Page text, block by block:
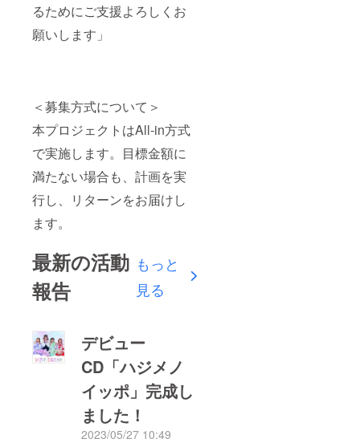
るためにご支援よろしくお
願いします」
＜募集方式について＞
本プロジェクトはAll-in方式
で実施します。目標金額に
満たない場合も、計画を実
行し、リターンをお届けし
ます。
最新の活動
報告
もっと
見る
デビュー
CD「ハジメノ
イッポ」完成し
ました！
2023/05/27 10:49